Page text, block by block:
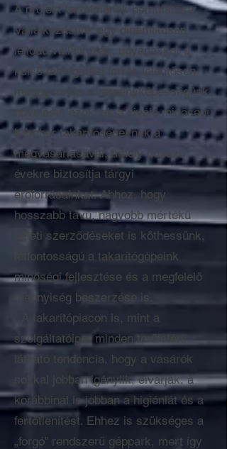
A projekt tartalmának bemutatása:
Vállalkozásunk egy dinamikusan
fejlődő vállalkozás, ugyanakkor a
külső támogatási forrás jelentősen
meggyorsítja a versenyképességünk
növelését azoknak a kiváló minőségű
Kärcher takarítógépeknek a
megvásárlásával, amely hosszú
évekre biztosítja tárgyi
erőforrásainkat. Ahhoz, hogy
hosszabb távú, nagyobb mértékű
üzleti szerződéseket is köthessünk,
létfontosságú a takarítógépeink
minőségi fejlesztése és a megfelelő
mennyiség beszerzése is.
A takarítópiacon is, mint a
szolgáltatóipar minden területén,
látható tendencia, hogy a vásárók
sokkal jobban igénylik, elvárják, a
korábbinál is jobban a higiéniát és a
fertőtlenítést. Ehhez is szükséges a
„forgó” rendszerű géppark, mert így